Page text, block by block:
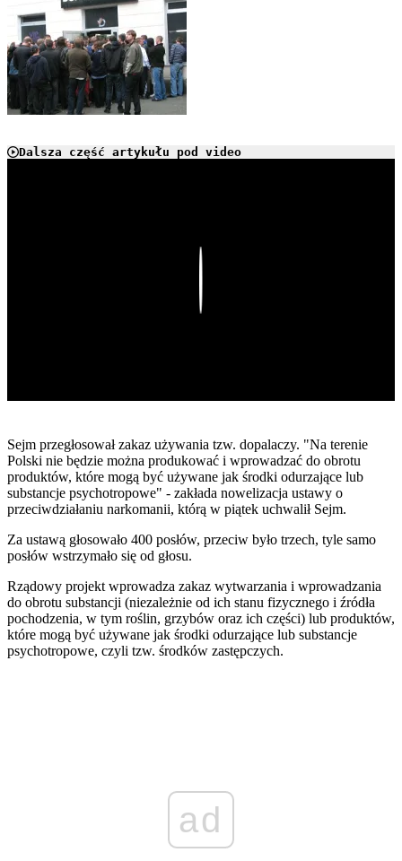
Dalsza część artykułu pod video
Sejm przegłosował zakaz używania tzw. dopalaczy. "Na terenie
Polski nie będzie można produkować i wprowadzać do obrotu
produktów, które mogą być używane jak środki odurzające lub
substancje psychotropowe" - zakłada nowelizacja ustawy o
przeciwdziałaniu narkomanii, którą w piątek uchwalił Sejm.
Za ustawą głosowało 400 posłów, przeciw było trzech, tyle samo
posłów wstrzymało się od głosu.
Rządowy projekt wprowadza zakaz wytwarzania i wprowadzania
do obrotu substancji (niezależnie od ich stanu fizycznego i źródła
pochodzenia, w tym roślin, grzybów oraz ich części) lub produktów,
które mogą być używane jak środki odurzające lub substancje
psychotropowe, czyli tzw. środków zastępczych.
ad